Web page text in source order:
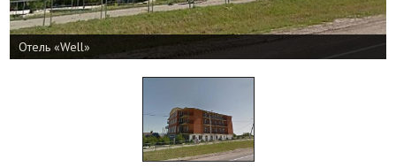
Отель «Well»